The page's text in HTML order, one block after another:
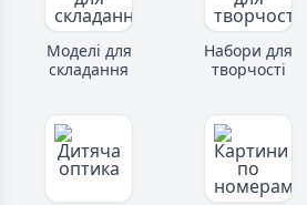
Моделі для
складання
Набори для
творчості